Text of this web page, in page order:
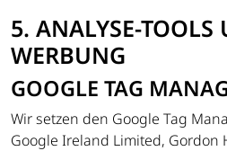
5. ANALYSE-TOOLS
WERBUNG
GOOGLE TAG
Wir setzen den Google Tag
Google Ireland Limited, Gordon